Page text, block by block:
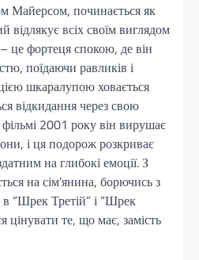
Майерсом, починається як
відлякує всіх своїм виглядом
це фортеця спокою, де він
поїдаючи равликів і
шкаралупою ховається
відкидання через свою
2001 року він вирушає
і ця подорож розкриває
на глибокі емоції. З
на сім’янина, борючись з
“Шрек Третій” і “Шрек
цінувати те, що має, замість